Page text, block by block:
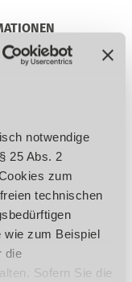
notwendige
25 Abs. 2
zum
technischen
wie zum Beispiel
die
Sofern Sie die
und
für
ohne
90° bis +45°